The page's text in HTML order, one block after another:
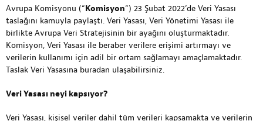
Avrupa Komisyonu (“Komisyon“) 23 Şubat 2022’de Veri Yasası
taslağını kamuyla paylaştı. Veri Yasası, Veri Yönetimi Yasası ile
birlikte Avrupa Veri Stratejisinin bir ayağını oluşturmaktadır.
Komisyon, Veri Yasası ile beraber verilere erişimi artırmayı ve
verilerin kullanımı için adil bir ortam sağlamayı amaçlamaktadır.
Taslak Veri Yasasına buradan ulaşabilirsiniz.
Veri Yasası neyi kapsıyor?
Veri Yasası, kişisel veriler dahil tüm verileri kapsamakta ve verilerin